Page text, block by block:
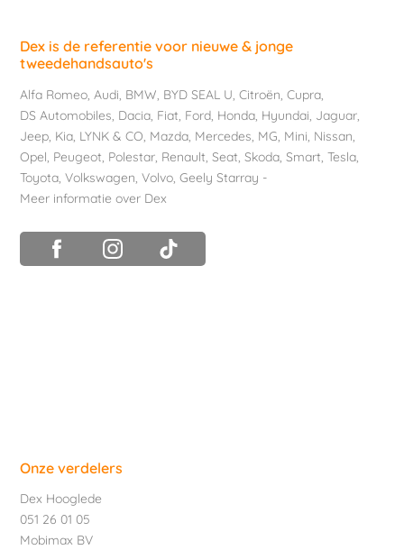
Dex is de referentie voor nieuwe & jonge
tweedehandsauto's
Alfa Romeo,Audi, BMW, BYD SEAL U,Citroën,Cupra,
DS Automobiles, Dacia, Fiat, Ford, Honda, Hyundai, Jaguar,
Jeep, Kia, LYNK & CO, Mazda, Mercedes, MG, Mini, Nissan,
Opel, Peugeot, Polestar, Renault,Seat,Skoda,Smart,Tesla,
Toyota,Volkswagen,Volvo,Geely Starray -
Meer informatie over Dex
Onze verdelers
Dex Hooglede
051 26 01 05
Mobimax BV